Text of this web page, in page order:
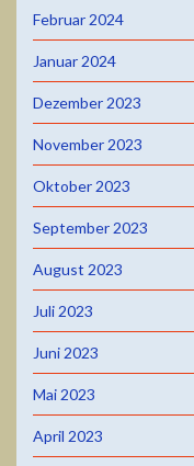
Februar 2024
Januar 2024
Dezember 2023
November 2023
Oktober 2023
September 2023
August 2023
Juli 2023
Juni 2023
Mai 2023
April 2023